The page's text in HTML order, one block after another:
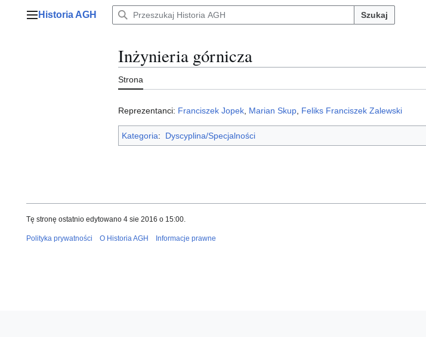
Menu główne
Historia AGH Szukaj
Inżynieria górnicza
Strona
Reprezentanci: Franciszek Jopek Marian Skup Feliks Franciszek Zalewski
Kategoria: Dyscyplina/Specjalności
Tę stronę ostatnio edytowano 4 sie 2016 o 15:00.
Polityka prywatności O Historia AGH Informacje prawne